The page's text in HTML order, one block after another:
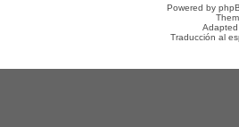
Powered by
Traducción al